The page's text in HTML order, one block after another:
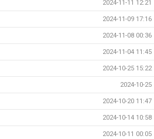
2024-11-11 12:21
2024-11-09 17:16
2024-11-08 00:36
2024-11-04 11:45
2024-10-25 15:22
2024-10-25
2024-10-20 11:47
2024-10-14 10:58
2024-10-11 00:05